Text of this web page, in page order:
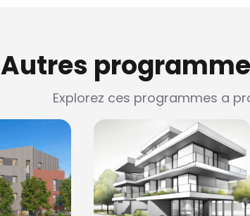
Autres
Explorez ces programmes a